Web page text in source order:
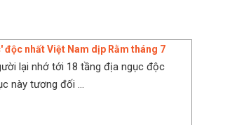
nhất Việt Nam dịp Rằm tháng 7
lại nhớ tới 18 tầng địa ngục độc
này tương đối ...